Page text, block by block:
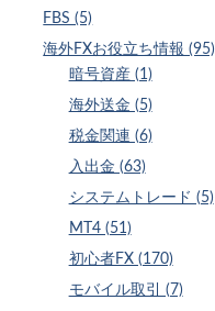
FBS (5)
海外FXお役立ち情報 (95)
暗号資産 (1)
海外送金 (5)
税金関連 (6)
入出金 (63)
システムトレード (5)
MT4 (51)
初心者FX (170)
モバイル取引 (7)